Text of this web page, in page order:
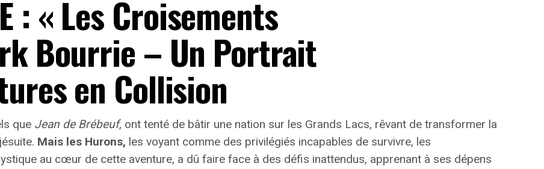
: « Les Croisements
Bourrie – Un Portrait
en Collision
que Jean de Brébeuf, ont tenté de bâtir une nation sur les Grands Lacs, rêvant de transformer la
Mais les Hurons, les voyant comme des privilégiés incapables de survivre, les
au cœur de cette aventure, a dû faire face à des défis inattendus, apprenant à ses dépens